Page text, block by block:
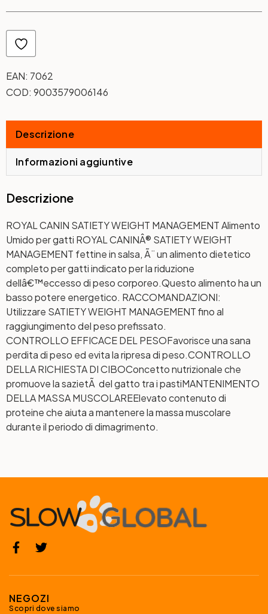
EAN: 7062
COD: 9003579006146
Descrizione
Informazioni aggiuntive
Descrizione
ROYAL CANIN SATIETY WEIGHT MANAGEMENT Alimento
Umido per gatti ROYAL CANINÂ® SATIETY WEIGHT
MANAGEMENT fettine in salsa, Ã¨ un alimento dietetico
completo per gatti indicato per la riduzione
dellâ€™eccesso di peso corporeo.Questo alimento ha un
basso potere energetico. RACCOMANDAZIONI:
Utilizzare SATIETY WEIGHT MANAGEMENT fino al
raggiungimento del peso prefissato.
CONTROLLO EFFICACE DEL PESOFavorisce una sana
perdita di peso ed evita la ripresa di peso.CONTROLLO
DELLA RICHIESTA DI CIBOConcetto nutrizionale che
promuove la sazietÃ del gatto tra i pastiMANTENIMENTO
DELLA MASSA MUSCOLAREElevato contenuto di
proteine che aiuta a mantenere la massa muscolare
durante il periodo di dimagrimento.
NEGOZI
Scopri dove siamo